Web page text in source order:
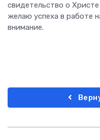
свидетельство о
желаю успеха в работе
внимание.